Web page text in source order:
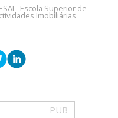
ESAI - Escola Superior de
Imobiliárias
PUB